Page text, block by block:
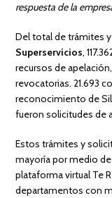
respuesta de la
Del total de trámites
Superservicios,
recursos de
revocatorias. 21.693
reconocimiento de
fueron solicitudes de
Estos trámites y
mayoría por medio
plataforma virtual Te
departamentos con